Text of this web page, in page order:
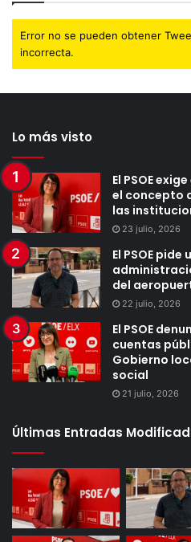
Error no se pueden obtener
incorrecta.
Lo más visto
El PSOE
el concepto
las
23 julio, 2026
El PSOE
del
22 julio, 2026
El PSOE
cuentas
Gobierno
social
21 julio, 2026
Últimas Entradas